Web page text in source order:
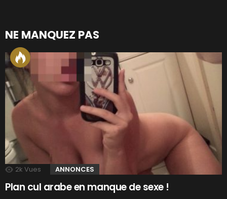
NE MANQUEZ PAS
2k Vues ANNONCES
Plan cul arabe en manque de sexe !